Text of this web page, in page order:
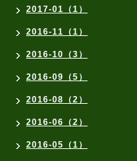
2017-01（1）
2016-11（1）
2016-10（3）
2016-09（5）
2016-08（2）
2016-06（2）
2016-05（1）